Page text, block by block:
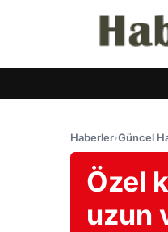
Haberler›Güncel
Özel
uzun